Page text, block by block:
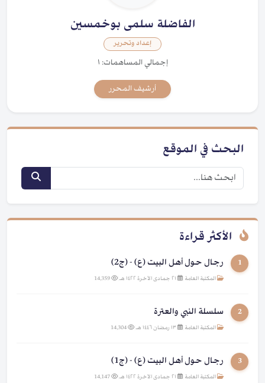
الفاضلة سلمى بوخمسين
إعداد وتحرير
إجمالي المساهمات: ١
أرشيف المحرر
البحث في الموقع
الأكثر قراءة
1 رجال حول أهل البيت (ع) - (ج2)
المكتبة العامة |
2 سلسلة النبي والعترة
المكتبة العامة |
3 رجال حول أهل البيت (ع) - (ج1)
المكتبة العامة |